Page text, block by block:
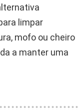
limpar
mofo ou cheiro
a manter uma